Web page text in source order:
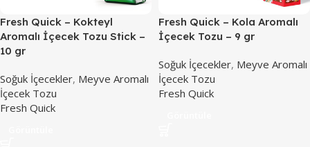
Fresh Quick – Kokteyl
Aromalı İçecek Tozu Stick –
10 gr
Soğuk İçecekler, Meyve Aromalı
İçecek Tozu
Fresh Quick
Fresh Quick – Kola Aromalı
İçecek Tozu – 9 gr
Soğuk İçecekler, Meyve Aromalı
İçecek Tozu
Fresh Quick